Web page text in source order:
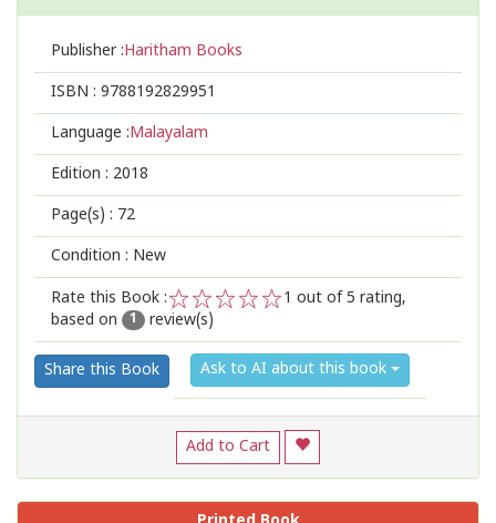
Publisher :Haritham Books
ISBN : 9788192829951
Language :Malayalam
Edition : 2018
Page(s) : 72
Condition : New
Rate this Book :
2
1
1 out of 5 rating,
based on
1 review(s)
Share this Book Ask to AI about this book
Add to Cart